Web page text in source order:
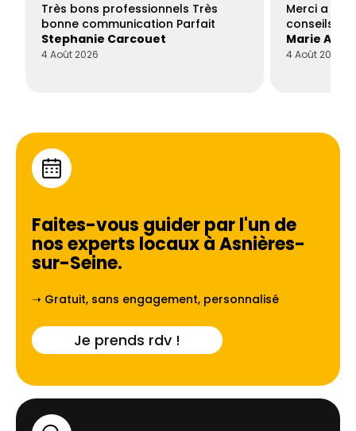
Très bons professionnels Très
bonne communication Parfait
Stephanie Carcouet
4 Août 2026
Merci a
conseils
Marie
4 Août 2026
Faites-vous guider par l'un de
nos experts locaux àAsnières-
sur-Seine.
➝ Gratuit, sans engagement, personnalisé
Je prends rdv !